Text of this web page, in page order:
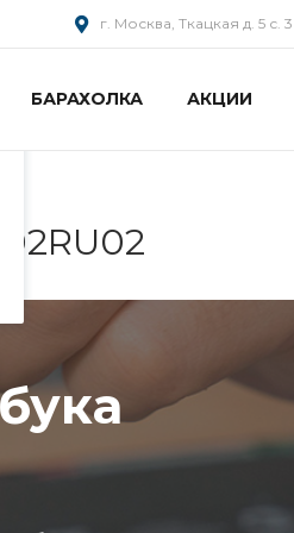
г. Москва, Ткацкая д. 5 с. 3
БАРАХОЛКА АКЦИИ